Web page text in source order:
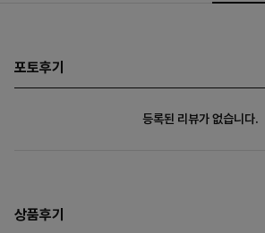
포토후기
등록된 리뷰가 없습니다.
상품후기